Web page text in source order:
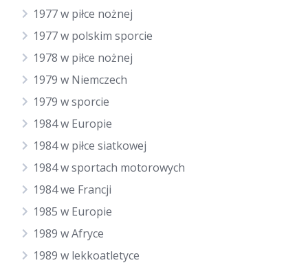
1977 w piłce nożnej
1977 w polskim sporcie
1978 w piłce nożnej
1979 w Niemczech
1979 w sporcie
1984 w Europie
1984 w piłce siatkowej
1984 w sportach motorowych
1984 we Francji
1985 w Europie
1989 w Afryce
1989 w lekkoatletyce